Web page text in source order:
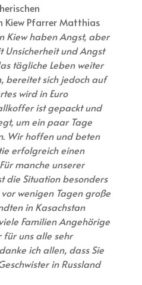
Kiew Pfarrer Matthias
Kiew haben Angst, aber
Unsicherheit und Angst
tägliche Leben weiter
bereitet sich jedoch auf
wird in Euro
ist gepackt und
um ein paar Tage
Wir hoffen und beten
erfolgreich einen
manche unserer
die Situation besonders
wenigen Tagen große
in Kasachstan
Familien Angehörige
für uns alle sehr
ich allen, dass Sie
in Russland